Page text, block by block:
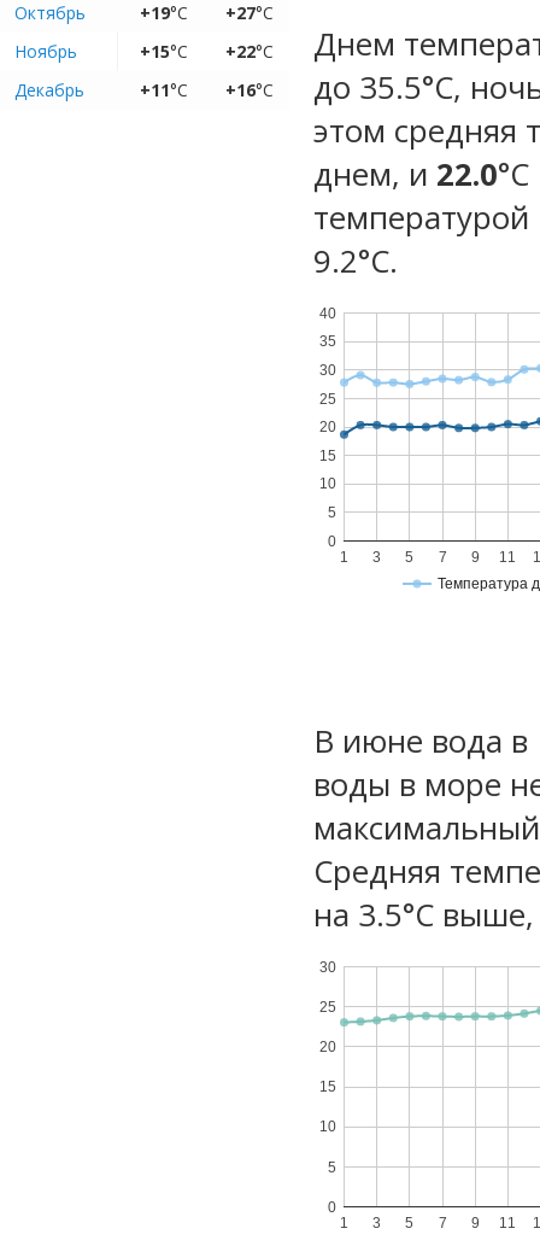
Октябрь
+19°C +27°C
Ноябрь
+15°C +22°C
Декабрь
+11°C +16°C
Днем
до 35.5°C,
этом средняя
днем, и 22.0
температурой
9.2°С.
Температура
1 3 5 7 9 11
0
5
10
15
20
25
30
35
40
В июне вода в
воды в море
максимальный
Средняя
на 3.5°C
1 3 5 7 9 11
0
5
10
15
20
25
30